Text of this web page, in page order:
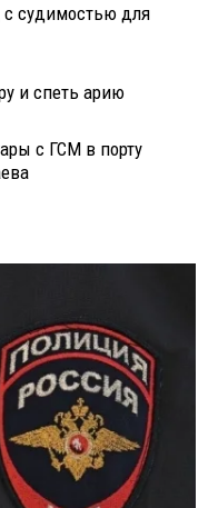
судимостью для
и спеть арию
с ГСМ в порту